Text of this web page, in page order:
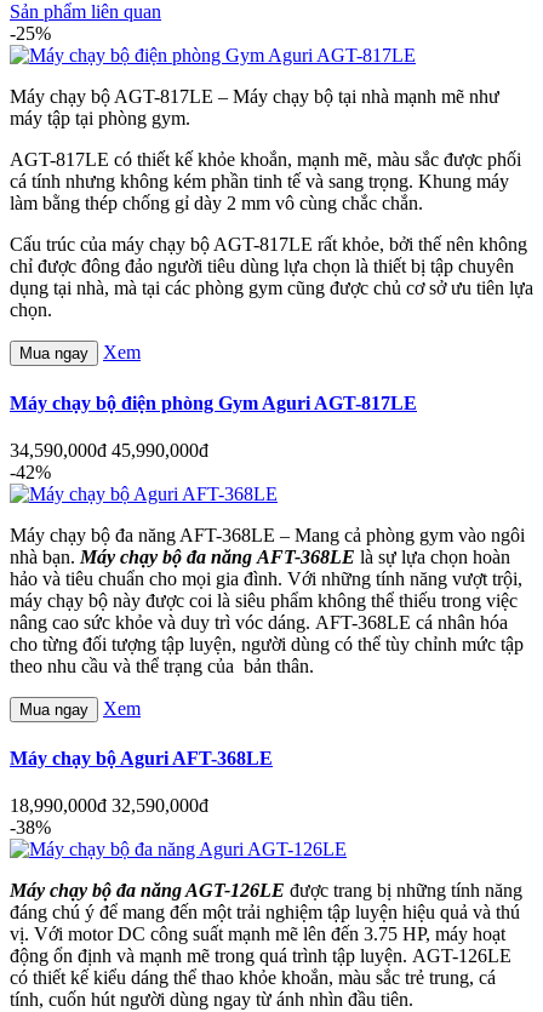
Sản phẩm liên quan
-25%
Máy chạy bộ AGT-817LE – Máy chạy bộ tại nhà mạnh mẽ như
máy tập tại phòng gym.
AGT-817LE có thiết kế khỏe khoắn, mạnh mẽ, màu sắc được phối
cá tính nhưng không kém phần tinh tế và sang trọng. Khung máy
làm bằng thép chống gỉ dày 2 mm vô cùng chắc chắn.
Cấu trúc của máy chạy bộ AGT-817LE rất khỏe, bởi thế nên không
chỉ được đông đảo người tiêu dùng lựa chọn là thiết bị tập chuyên
dụng tại nhà, mà tại các phòng gym cũng được chủ cơ sở ưu tiên lựa
chọn.
Mua ngay Xem
Máy chạy bộ điện phòng Gym Aguri AGT-817LE
34,590,000đ 45,990,000đ
-42%
Máy chạy bộ đa năng AFT-368LE – Mang cả phòng gym vào ngôi
nhà bạn. Máy chạy bộ đa năng AFT-368LE là sự lựa chọn hoàn
hảo và tiêu chuẩn cho mọi gia đình. Với những tính năng vượt trội,
máy chạy bộ này được coi là siêu phẩm không thể thiếu trong việc
nâng cao sức khỏe và duy trì vóc dáng. AFT-368LE cá nhân hóa
cho từng đối tượng tập luyện, người dùng có thể tùy chỉnh mức tập
theo nhu cầu và thể trạng của bản thân.
Mua ngay Xem
Máy chạy bộ Aguri AFT-368LE
18,990,000đ 32,590,000đ
-38%
Máy chạy bộ đa năng AGT-126LE được trang bị những tính năng
đáng chú ý để mang đến một trải nghiệm tập luyện hiệu quả và thú
vị. Với motor DC công suất mạnh mẽ lên đến 3.75 HP, máy hoạt
động ổn định và mạnh mẽ trong quá trình tập luyện. AGT-126LE
có thiết kế kiểu dáng thể thao khỏe khoắn, màu sắc trẻ trung, cá
tính, cuốn hút người dùng ngay từ ánh nhìn đầu tiên.